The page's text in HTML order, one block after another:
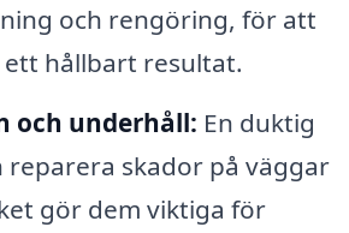
och rengöring, för att
ett hållbart resultat.
och underhåll: En duktig
reparera skador på väggar
gör dem viktiga för